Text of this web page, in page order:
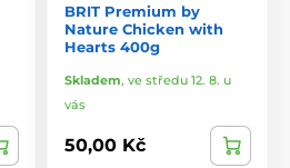
BRIT Premium by
Nature Chicken with
Hearts 400g
Skladem, ve středu 12. 8. u
vás
50,00 Kč